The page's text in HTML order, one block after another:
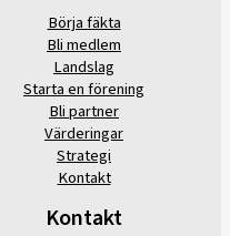
Börja fäkta
Bli medlem
Landslag
Starta en förening
Bli partner
Värderingar
Strategi
Kontakt
Kontakt